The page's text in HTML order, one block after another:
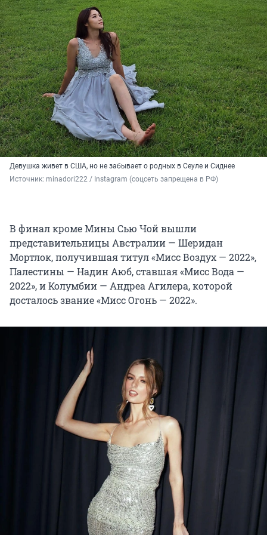
Девушка живет в США, но не забывает о родных в Сеуле и Сиднее
Источник: minadori222 / Instagram (соцсеть запрещена в РФ)
В финал кроме Мины Сью Чой вышли
представительницы Австралии — Шеридан
Мортлок, получившая титул «Мисс Воздух — 2022»,
Палестины — Надин Аюб, ставшая «Мисс Вода —
2022», и Колумбии — Андреа Агилера, которой
досталось звание «Мисс Огонь — 2022».